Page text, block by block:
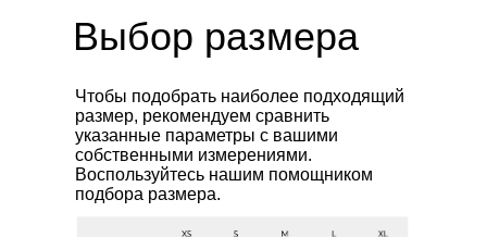
Выбор размера
Чтобы подобрать наиболее подходящий
размер, рекомендуем сравнить
указанные параметры с вашими
собственными измерениями.
Воспользуйтесь нашим помощником
подбора размера.
Доставка и сроки
Доставка за границу
Обмен и возврат
Контакты
info@jultise.com